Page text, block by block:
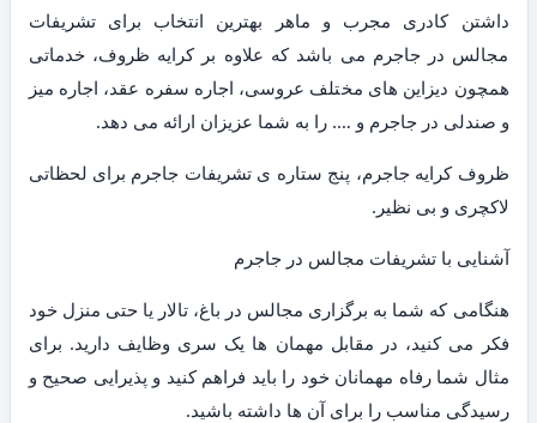
داشتن کادری مجرب و ماهر بهترین انتخاب برای تشریفات
مجالس در جاجرم می باشد که علاوه بر کرایه ظروف، خدماتی
همچون دیزاین های مختلف عروسی، اجاره سفره عقد، اجاره میز
و صندلی در جاجرم و …. را به شما عزیزان ارائه می دهد.
ظروف کرایه جاجرم، پنج ستاره ی تشریفات جاجرم برای لحظاتی
لاکچری و بی نظیر.
آشنایی با تشریفات مجالس در جاجرم
هنگامی که شما به برگزاری مجالس در باغ، تالار یا حتی منزل خود
فکر می کنید، در مقابل مهمان ها یک سری وظایف دارید. برای
مثال شما رفاه مهمانان خود را باید فراهم کنید و پذیرایی صحیح و
رسیدگی مناسب را برای آن ها داشته باشید.